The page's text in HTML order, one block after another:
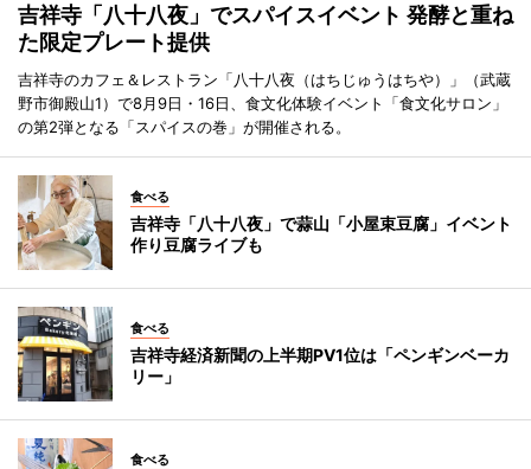
吉祥寺「八十八夜」でスパイスイベント 発酵と重ね
た限定プレート提供
吉祥寺のカフェ＆レストラン「八十八夜（はちじゅうはちや）」（武蔵
野市御殿山1）で8月9日・16日、食文化体験イベント「食文化サロン」
の第2弾となる「スパイスの巻」が開催される。
食べる
吉祥寺「八十八夜」で蒜山「小屋束豆腐」イベント
作り豆腐ライブも
食べる
吉祥寺経済新聞の上半期PV1位は「ペンギンベーカ
リー」
食べる